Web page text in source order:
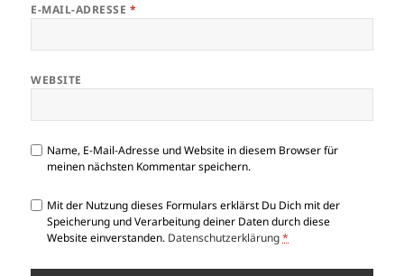
E-MAIL-ADRESSE *
WEBSITE
Name, E-Mail-Adresse und Website in diesem Browser für
meinen nächsten Kommentar speichern.
Mit der Nutzung dieses Formulars erklärst Du Dich mit der
Speicherung und Verarbeitung deiner Daten durch diese
Website einverstanden. Datenschutzerklärung *